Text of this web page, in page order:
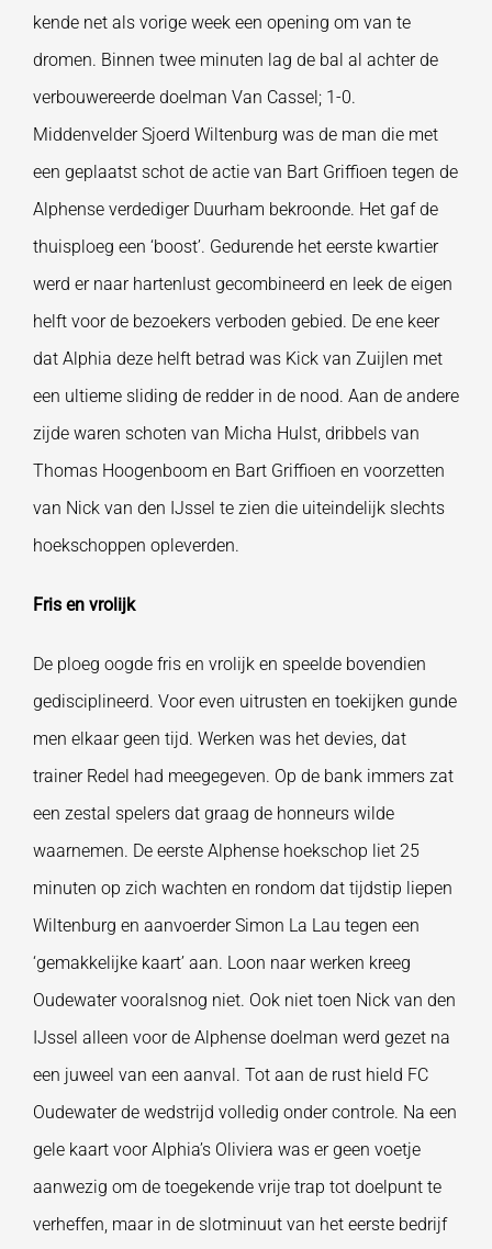
kende net als vorige week een opening om van te
dromen. Binnen twee minuten lag de bal al achter de
verbouwereerde doelman Van Cassel; 1-0.
Middenvelder Sjoerd Wiltenburg was de man die met
een geplaatst schot de actie van Bart Griffioen tegen de
Alphense verdediger Duurham bekroonde. Het gaf de
thuisploeg een ‘boost’. Gedurende het eerste kwartier
werd er naar hartenlust gecombineerd en leek de eigen
helft voor de bezoekers verboden gebied. De ene keer
dat Alphia deze helft betrad was Kick van Zuijlen met
een ultieme sliding de redder in de nood. Aan de andere
zijde waren schoten van Micha Hulst, dribbels van
Thomas Hoogenboom en Bart Griffioen en voorzetten
van Nick van den IJssel te zien die uiteindelijk slechts
hoekschoppen opleverden.
Fris en vrolijk
De ploeg oogde fris en vrolijk en speelde bovendien
gedisciplineerd. Voor even uitrusten en toekijken gunde
men elkaar geen tijd. Werken was het devies, dat
trainer Redel had meegegeven. Op de bank immers zat
een zestal spelers dat graag de honneurs wilde
waarnemen. De eerste Alphense hoekschop liet 25
minuten op zich wachten en rondom dat tijdstip liepen
Wiltenburg en aanvoerder Simon La Lau tegen een
‘gemakkelijke kaart’ aan. Loon naar werken kreeg
Oudewater vooralsnog niet. Ook niet toen Nick van den
IJssel alleen voor de Alphense doelman werd gezet na
een juweel van een aanval. Tot aan de rust hield FC
Oudewater de wedstrijd volledig onder controle. Na een
gele kaart voor Alphia’s Oliviera was er geen voetje
aanwezig om de toegekende vrije trap tot doelpunt te
verheffen, maar in de slotminuut van het eerste bedrijf